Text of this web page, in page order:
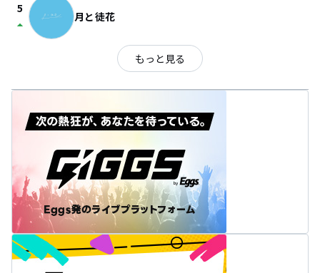
5
arrow_drop_up 月と徒花
もっと見る